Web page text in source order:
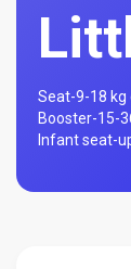
Seat-9-18
Booster-15-
Infant seat-